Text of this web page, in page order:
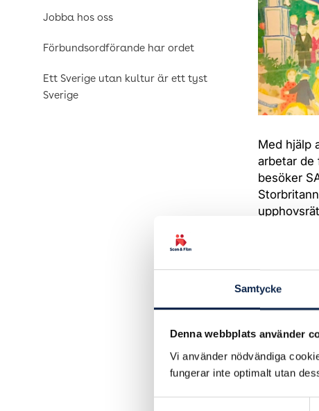
Samtycke
Denna webbplats använder
Vi använder nödvändiga
fungerar inte optimalt utan
Jobba hos oss
Förbundsordförande har ordet
Ett Sverige utan kultur är ett tyst
Sverige
Med hjälp
arbetar de
besöker
det starka
Devnarain
men
– Än så